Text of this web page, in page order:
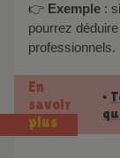
Exemple :
pourrez
professionnels.
En
savoir
plus
•